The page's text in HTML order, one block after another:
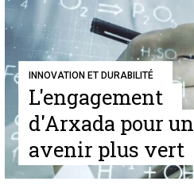
INNOVATION ET DURABILITÉ
L'engagement
d'Arxada pour un
avenir plus vert